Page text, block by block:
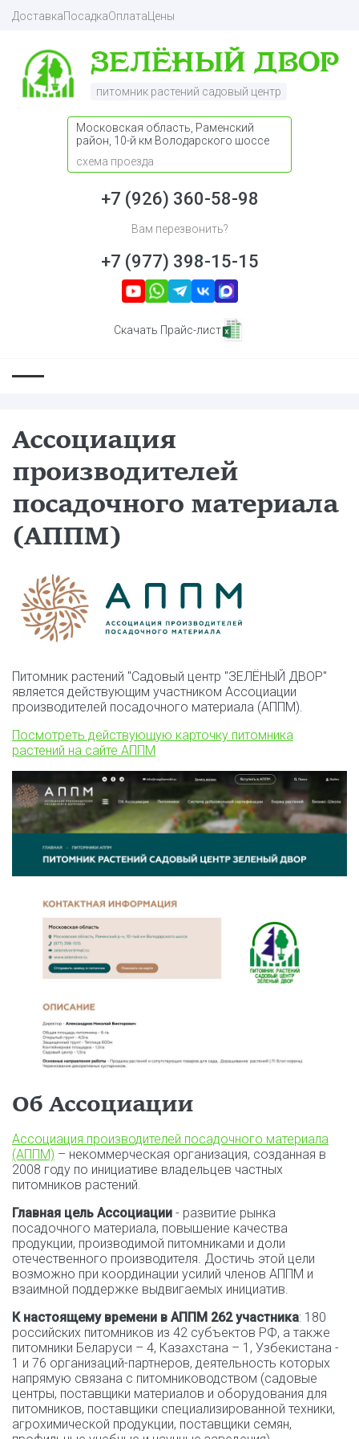
ДоставкаПосадкаОплата Цены
питомник растений садовый центр
Московская область, Раменский
район, 10-й км Володарского шоссе
схема проезда
+7 (926) 360-58-98
Вам перезвонить?
+7 (977) 398-15-15
Скачать Прайс-лист
Ассоциация
производителей
посадочного материала
(АППМ)
Питомник растений "Садовый центр "ЗЕЛЁНЫЙ ДВОР"
является действующим участником Ассоциации
производителей посадочного материала (АППМ).
Посмотреть действующую карточку питомника
растений на сайте АППМ
Об Ассоциации
Ассоциация производителей посадочного материала
(АППМ) – некоммерческая организация, созданная в
2008 году по инициативе владельцев частных
питомников растений.
Главная цель Ассоциации - развитие рынка
посадочного материала, повышение качества
продукции, производимой питомниками и доли
отечественного производителя. Достичь этой цели
возможно при координации усилий членов АППМ и
взаимной поддержке выдвигаемых инициатив.
К настоящему времени в АППМ 262 участника: 180
российских питомников из 42 субъектов РФ, а также
питомники Беларуси – 4, Казахстана – 1, Узбекистана -
1 и 76 организаций-партнеров, деятельность которых
напрямую связана с питомниководством (садовые
центры, поставщики материалов и оборудования для
питомников, поставщики специализированной техники,
агрохимической продукции, поставщики семян,